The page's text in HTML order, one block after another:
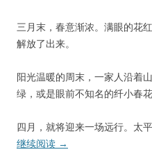
三月末，春意渐浓。满眼的花
解放了出来。
阳光温暖的周末，一家人沿着
绿，或是眼前不知名的纤小春
四月，就将迎来一场远行。太
继续阅读 →